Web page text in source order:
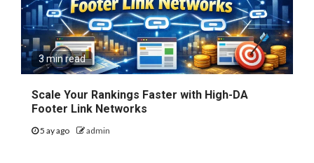
3 min read
Scale Your Rankings Faster with High-DA
Footer Link Networks
5 ay ago admin